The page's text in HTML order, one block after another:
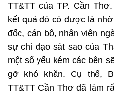
TT&TT của TP. Cần
kết quả đó có được là
đốc, cán bộ, nhân viên
sự chỉ đạo sát sao của
một số yếu kém các bên
gỡ khó khăn. Cụ thể,
TT&TT Cần Thơ đã làm